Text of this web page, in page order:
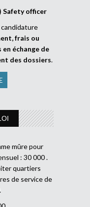
Safety officer
frais ou
échange de
des dossiers.
mûre pour
: 30 000 .
quartiers
de service de